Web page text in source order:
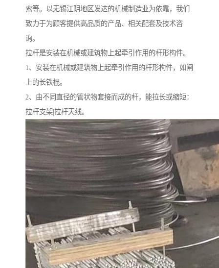
索等。以无锡江阴地区发达的机械制造业为依靠，我们
致力于为顾客提供高品质的产品、相关配套及技术咨
询。
拉杆是安装在机械或建筑物上起牵引作用的杆形构件。
1、安装在机械或建筑物上起牵引作用的杆形构件，如闸
上的长铁棍。
2、由不同直径的管状物套接而成的杆，能拉长或缩短：
拉杆支架|拉杆天线。